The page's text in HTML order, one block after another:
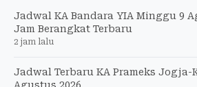
Jadwal KA Bandara YIA Minggu 9
Jam Berangkat Terbaru
2 jam lalu
Jadwal Terbaru KA Prameks
Agustus 2026